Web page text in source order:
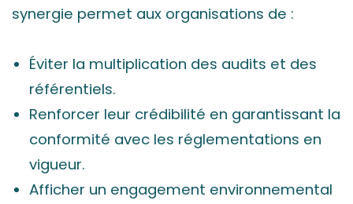
synergie permet aux organisations de :
Éviter la multiplication des audits et des
référentiels.
Renforcer leur crédibilité en garantissant la
conformité avec les réglementations en
vigueur.
Afficher un engagement environnemental